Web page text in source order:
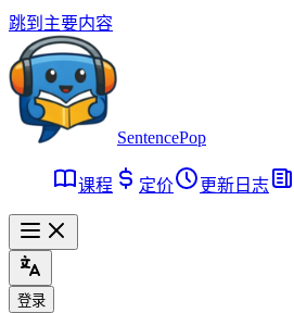
跳到主要内容
SentencePop
课程 定价 更新日志
登录